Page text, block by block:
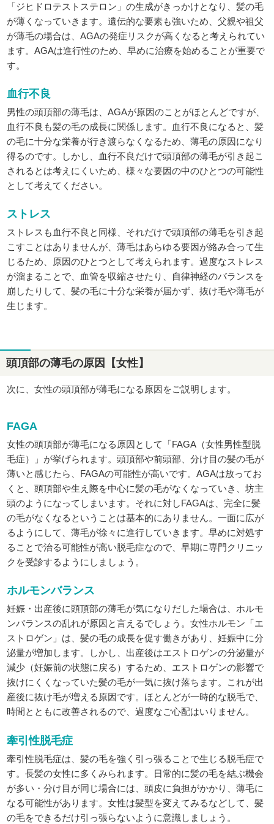
「ジヒドロテストステロン」の生成がきっかけとなり、髪の毛
が薄くなっていきます。遺伝的な要素も強いため、父親や祖父
が薄毛の場合は、AGAの発症リスクが高くなると考えられてい
ます。AGAは進行性のため、早めに治療を始めることが重要で
す。
血行不良
男性の頭頂部の薄毛は、AGAが原因のことがほとんどですが、
血行不良も髪の毛の成長に関係します。血行不良になると、髪
の毛に十分な栄養が行き渡らなくなるため、薄毛の原因になり
得るのです。しかし、血行不良だけで頭頂部の薄毛が引き起こ
されるとは考えにくいため、様々な要因の中のひとつの可能性
として考えてください。
ストレス
ストレスも血行不良と同様、それだけで頭頂部の薄毛を引き起
こすことはありませんが、薄毛はあらゆる要因が絡み合って生
じるため、原因のひとつとして考えられます。過度なストレス
が溜まることで、血管を収縮させたり、自律神経のバランスを
崩したりして、髪の毛に十分な栄養が届かず、抜け毛や薄毛が
生じます。
頭頂部の薄毛の原因【女性】
次に、女性の頭頂部が薄毛になる原因をご説明します。
FAGA
女性の頭頂部が薄毛になる原因として「FAGA（女性男性型脱
毛症）」が挙げられます。頭頂部や前頭部、分け目の髪の毛が
薄いと感じたら、FAGAの可能性が高いです。AGAは放ってお
くと、頭頂部や生え際を中心に髪の毛がなくなっていき、坊主
頭のようになってしまいます。それに対しFAGAは、完全に髪
の毛がなくなるということは基本的にありません。一面に広が
るようにして、薄毛が徐々に進行していきます。早めに対処す
ることで治る可能性が高い脱毛症なので、早期に専門クリニッ
クを受診するようにしましょう。
ホルモンバランス
妊娠・出産後に頭頂部の薄毛が気になりだした場合は、ホルモ
ンバランスの乱れが原因と言えるでしょう。女性ホルモン「エ
ストロゲン」は、髪の毛の成長を促す働きがあり、妊娠中に分
泌量が増加します。しかし、出産後はエストロゲンの分泌量が
減少（妊娠前の状態に戻る）するため、エストロゲンの影響で
抜けにくくなっていた髪の毛が一気に抜け落ちます。これが出
産後に抜け毛が増える原因です。ほとんどが一時的な脱毛で、
時間とともに改善されるので、過度なご心配はいりません。
牽引性脱毛症
牽引性脱毛症は、髪の毛を強く引っ張ることで生じる脱毛症で
す。長髪の女性に多くみられます。日常的に髪の毛を結ぶ機会
が多い・分け目が同じ場合には、頭皮に負担がかかり、薄毛に
なる可能性があります。女性は髪型を変えてみるなどして、髪
の毛をできるだけ引っ張らないように意識しましょう。